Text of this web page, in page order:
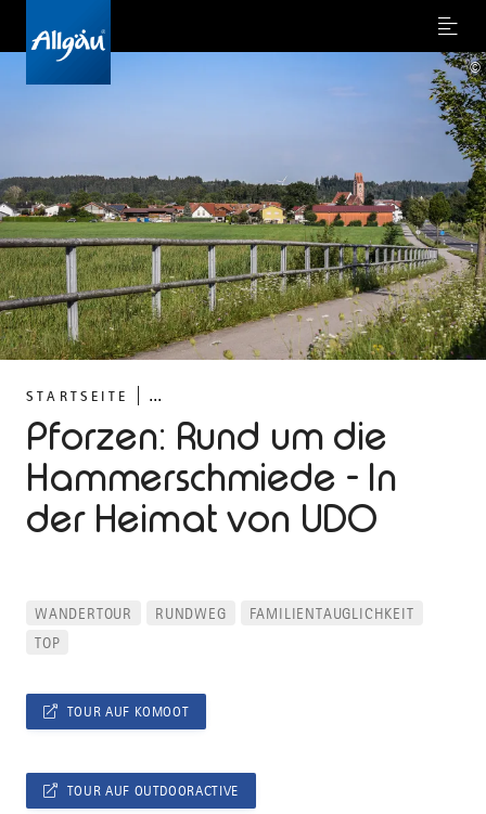
Menu
STARTSEITE ...
Pforzen: Rund um die
Hammerschmiede - In
der Heimat von UDO
©
WANDERTOUR RUNDWEG
FAMILIENTAUGLICHKEIT
TOP
TOUR AUF KOMOOT
TOUR AUF OUTDOORACTIVE